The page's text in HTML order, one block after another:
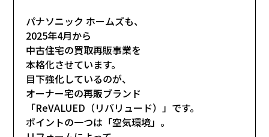
パナソニック ホームズも、
2025年4月から
中古住宅の買取再販事業を
本格化させています。
目下強化しているのが、
オーナー宅の再販ブランド
「ReVALUED（リバリュード）」です。
ポイントの一つは「空気環境」。